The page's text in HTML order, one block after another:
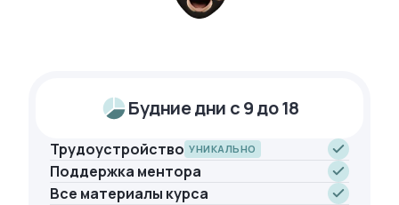
Будние дни с 9 до 18
Трудоустройство УНИКАЛЬНО
Поддержка ментора
Все материалы курса